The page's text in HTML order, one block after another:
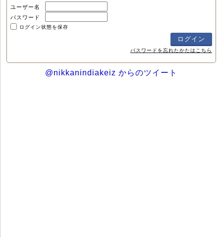
ユーザー名
パスワード
ログイン状態を保存
パスワードを忘れたかたはこちら
@nikkanindiakeiz からのツイート